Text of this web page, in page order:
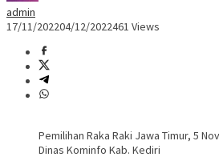
admin
17/11/202204/12/2022461 Views
Pemilihan Raka Raki Jawa Timur, 5
Dinas Kominfo Kab. Kediri